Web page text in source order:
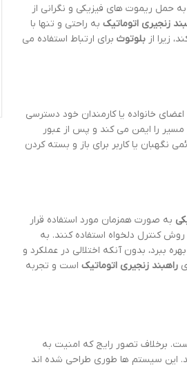
به حمل ریموت های فیزیکی و نگرانی از
زنجیری اتوماتیک به راحتی و تنها با
زیرا از بلوتوث برای ارتباط استفاده می
اعضای خانواده یا کارمندان خود دسترسی
را ایمن می کند و پس از عبور
یا کاربر برای باز و بسته کردن
به صورت همزمان مورد استفاده قرار
کنترل دلخواه استفاده کنند. به
بهره ببرد، بدون آنکه اختلالی در عملکرد و
راهبند زنجیری اتوماتیک است و تجربه
برخلاف تصور رایج که امنیت به
این سیستم ها طوری طراحی شده اند